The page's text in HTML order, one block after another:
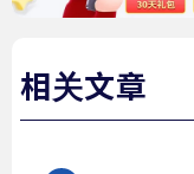
相关文章